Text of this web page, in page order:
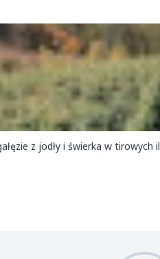
z jodły i świerka w tirowych